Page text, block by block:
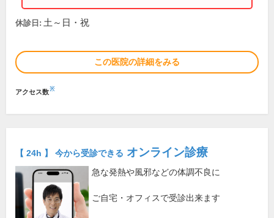
休診日: 土～日・祝
この医院の詳細をみる
アクセス数※
【 24h 】 今から受診できる オンライン診療
急な発熱や風邪などの体調不良に
ご自宅・オフィスで受診出来ます